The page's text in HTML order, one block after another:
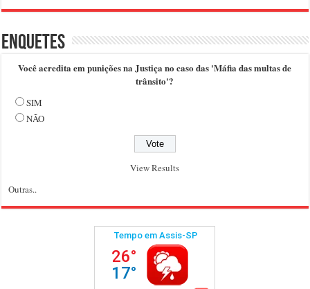
Enquetes
Você acredita em punições na Justiça no caso das 'Máfia das multas de
trânsito'?
SIM
NÃO
View Results
Outras..